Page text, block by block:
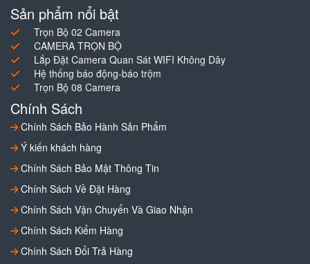
Sản phẩm nổi bật
Trọn Bộ 02 Camera
CAMERA TRỌN BỘ
Lắp Đặt Camera Quan Sát WIFI Không Dây
Hệ thống báo động-báo trộm
Trọn Bộ 08 Camera
Chính Sách
Chính Sách Bảo Hành Sản Phẩm
Ý kiến khách hàng
Chính Sách Bảo Mật Thông Tin
Chính Sách Về Đặt Hàng
Chính Sách Vận Chuyển Và Giao Nhận
Chính Sách Kiểm Hàng
Chính Sách Đổi Trả Hàng